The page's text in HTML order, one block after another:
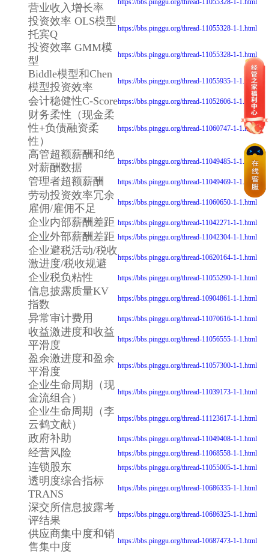
营业收入增长率
https://bbs.pinggu.org/thread-11055328-1-1.html
投资效率 OLS模型
托宾Q
https://bbs.pinggu.org/thread-11055328-1-1.html
投资效率 GMM模
型
https://bbs.pinggu.org/thread-11055328-1-1.html
Biddle模型和Chen
模型投资效率
https://bbs.pinggu.org/thread-11055935-1-1.html
会计稳健性C-Scorehttps://bbs.pinggu.org/thread-11052606-1-1.html
财务柔性（现金柔
性+负债融资柔
性）
https://bbs.pinggu.org/thread-11060747-1-1.html
高管超额薪酬和绝
对薪酬数据
https://bbs.pinggu.org/thread-11049485-1-1.html
管理者超额薪酬 https://bbs.pinggu.org/thread-11049469-1-1.html
劳动投资效率冗余
雇佣/雇佣不足
https://bbs.pinggu.org/thread-11060650-1-1.html
企业内部薪酬差距 https://bbs.pinggu.org/thread-11042271-1-1.html
企业外部薪酬差距 https://bbs.pinggu.org/thread-11042304-1-1.html
企业避税活动/税收
激进度/税收规避
https://bbs.pinggu.org/thread-10620164-1-1.html
企业税负粘性 https://bbs.pinggu.org/thread-11055290-1-1.html
信息披露质量KV
指数
https://bbs.pinggu.org/thread-10904861-1-1.html
异常审计费用 https://bbs.pinggu.org/thread-11070616-1-1.html
收益激进度和收益
平滑度
https://bbs.pinggu.org/thread-11056555-1-1.html
盈余激进度和盈余
平滑度
https://bbs.pinggu.org/thread-11057300-1-1.html
企业生命周期（现
金流组合）
https://bbs.pinggu.org/thread-11039173-1-1.html
企业生命周期（李
云鹤文献）
https://bbs.pinggu.org/thread-11123617-1-1.html
政府补助 https://bbs.pinggu.org/thread-11049408-1-1.html
经营风险 https://bbs.pinggu.org/thread-11068558-1-1.html
连锁股东 https://bbs.pinggu.org/thread-11055005-1-1.html
透明度综合指标
TRANS
https://bbs.pinggu.org/thread-10686335-1-1.html
深交所信息披露考
评结果
https://bbs.pinggu.org/thread-10686325-1-1.html
供应商集中度和销
售集中度
https://bbs.pinggu.org/thread-10687473-1-1.html